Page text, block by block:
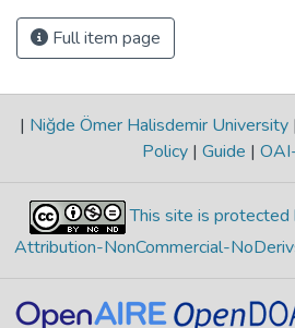
Full item page
| Niğde Ömer Halisdemir University |
Policy | Guide |
This site is protected
Attribution-NonCommercial-